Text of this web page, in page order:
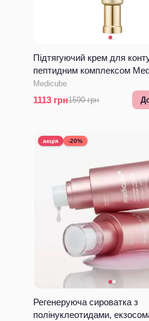
Підтягуючий крем для
пептидним комплексом
Deep Lifting Peptide Eye
Medicube
1113 грн1590грн
акція -20%
Регенеруюча сироватка з
полінуклеотидами,